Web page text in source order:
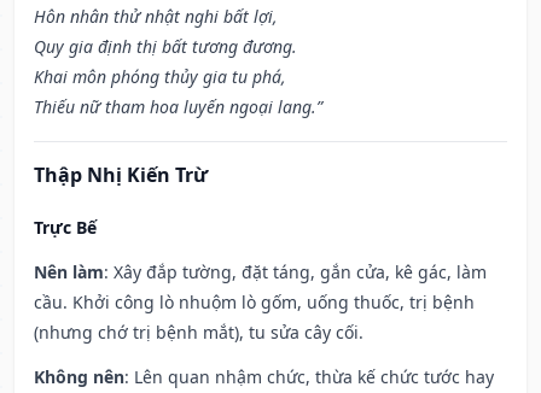
Hôn nhân thử nhật nghi bất lợi,
Quy gia định thị bất tương đương.
Khai môn phóng thủy gia tu phá,
Thiếu nữ tham hoa luyến ngoại lang.”
Thập Nhị Kiến Trừ
Trực Bế
Nên làm: Xây đắp tường, đặt táng, gắn cửa, kê gác, làm
cầu. Khởi công lò nhuộm lò gốm, uống thuốc, trị bệnh
(nhưng chớ trị bệnh mắt), tu sửa cây cối.
Không nên: Lên quan nhậm chức, thừa kế chức tước hay